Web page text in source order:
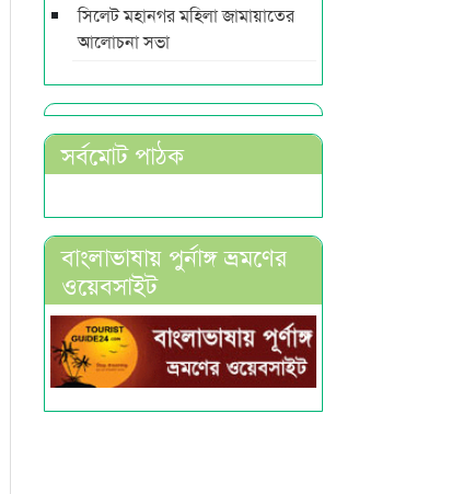
সিলেট মহানগর মহিলা জামায়াতের
আলোচনা সভা
সর্বমোট পাঠক
বাংলাভাষায় পুর্নাঙ্গ ভ্রমণের
ওয়েবসাইট